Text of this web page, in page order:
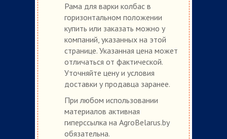
Рама для варки колбас в
горизонтальном положении
купить или заказать можно у
компаний, указанных на этой
странице. Указанная цена может
отличаться от фактической.
Уточняйте цену и условия
доставки у продавца заранее.
При любом использовании
материалов активная
гиперссылка на AgroBelarus.by
обязательна.